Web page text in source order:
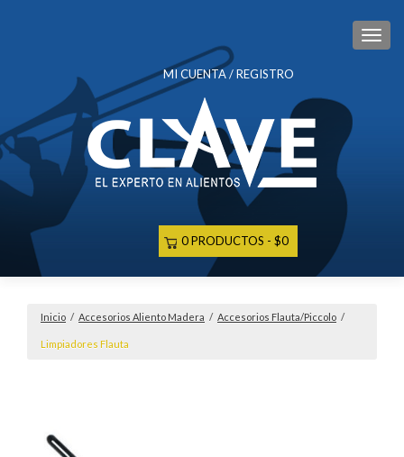
MI CUENTA / REGISTRO
0 PRODUCTOS $0
Inicio / Accesorios Aliento Madera / Accesorios Flauta/Piccolo /
Limpiadores Flauta